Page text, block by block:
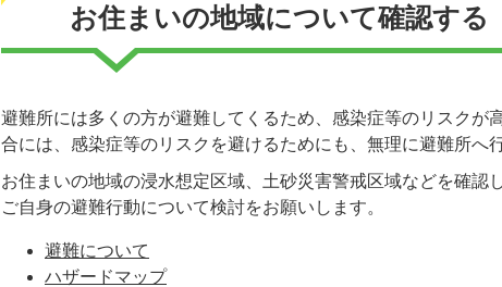
お住まいの地域について確認する
避難所には多くの方が避難してくるため、感染症等のリスクが
合には、感染症等のリスクを避けるためにも、無理に避難所へ
お住まいの地域の浸水想定区域、土砂災害警戒区域などを確認
ご自身の避難行動について検討をお願いします。
避難について
ハザードマップ